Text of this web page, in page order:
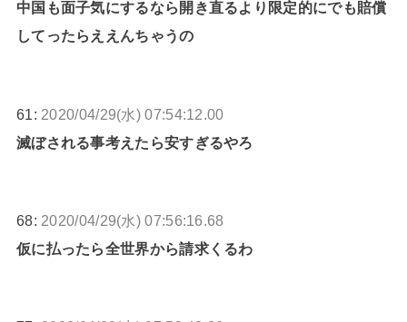
中国も面子気にするなら開き直るより限定的にでも賠償
してったらええんちゃうの
61: 2020/04/29(水) 07:54:12.00
滅ぼされる事考えたら安すぎるやろ
68: 2020/04/29(水) 07:56:16.68
仮に払ったら全世界から請求くるわ